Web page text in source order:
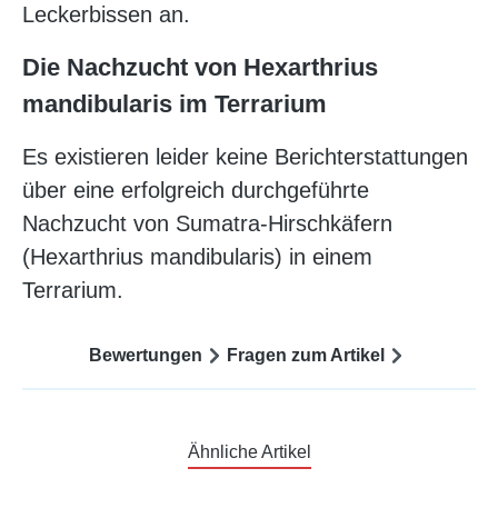
Leckerbissen an.
Die Nachzucht von Hexarthrius
mandibularis im Terrarium
Es existieren leider keine Berichterstattungen
über eine erfolgreich durchgeführte
Nachzucht von Sumatra-Hirschkäfern
(Hexarthrius mandibularis) in einem
Terrarium.
Bewertungen Fragen zum Artikel
Ähnliche Artikel